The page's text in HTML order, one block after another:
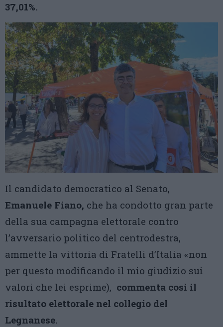
37,01%.
Il candidato democratico al Senato,
Emanuele Fiano, che ha condotto gran parte
della sua campagna elettorale contro
l’avversario politico del centrodestra,
ammette la vittoria di Fratelli d’Italia «non
per questo modificando il mio giudizio sui
valori che lei esprime), commenta così il
risultato elettorale nel collegio del
Legnanese.